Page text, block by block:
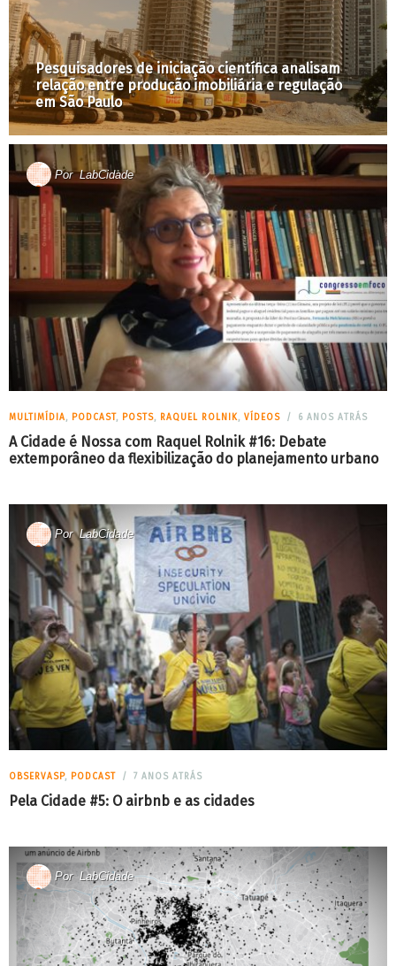
Pesquisadores de iniciação científica analisam
relação entre produção imobiliária e regulação
em São Paulo
PorLabCidade
MULTIMÍDIA, PODCAST, POSTS, RAQUEL ROLNIK, VÍDEOS 6 ANOS ATRÁS
A Cidade é Nossa com Raquel Rolnik #16: Debate
extemporâneo da flexibilização do planejamento urbano
PorLabCidade
OBSERVASP, PODCAST 7 ANOS ATRÁS
Pela Cidade #5: O airbnb e as cidades
PorLabCidade